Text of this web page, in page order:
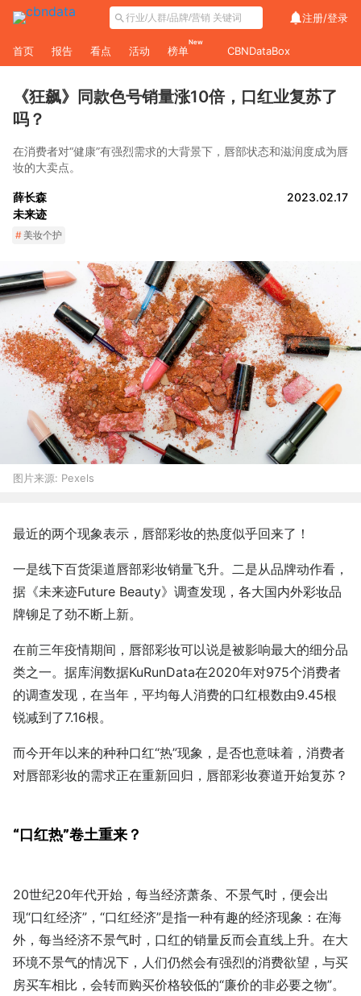
注册/登录
首页 报告 看点 活动 榜单
New
CBNDataBox
《狂飙》同款色号销量涨10倍，口红业复苏了
吗？
在消费者对“健康”有强烈需求的大背景下，唇部状态和滋润度成为唇
妆的大卖点。
薛长森
未来迹
2023.02.17
#美妆个护
图片来源: Pexels
最近的两个现象表示，唇部彩妆的热度似乎回来了！
一是线下百货渠道唇部彩妆销量飞升。二是从品牌动作看，
据《未来迹Future Beauty》调查发现，各大国内外彩妆品
牌铆足了劲不断上新。
在前三年疫情期间，唇部彩妆可以说是被影响最大的细分品
类之一。据库润数据KuRunData在2020年对975个消费者
的调查发现，在当年，平均每人消费的口红根数由9.45根
锐减到了7.16根。
而今开年以来的种种口红“热”现象，是否也意味着，消费者
对唇部彩妆的需求正在重新回归，唇部彩妆赛道开始复苏？
“口红热”卷土重来？
20世纪20年代开始，每当经济萧条、不景气时，便会出
现“口红经济”，“口红经济”是指一种有趣的经济现象：在海
外，每当经济不景气时，口红的销量反而会直线上升。在大
环境不景气的情况下，人们仍然会有强烈的消费欲望，与买
房买车相比，会转而购买价格较低的“廉价的非必要之物”。